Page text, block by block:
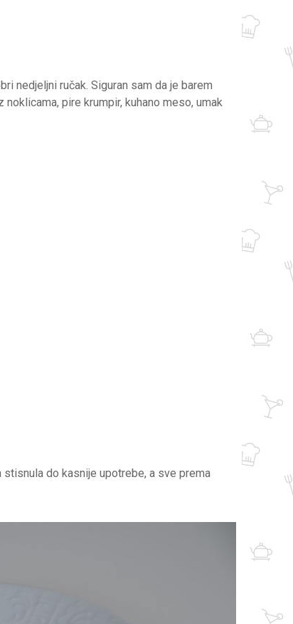
nedjeljni ručak. Siguran sam da je barem
pire krumpir, kuhano meso, umak
do kasnije upotrebe, a sve prema